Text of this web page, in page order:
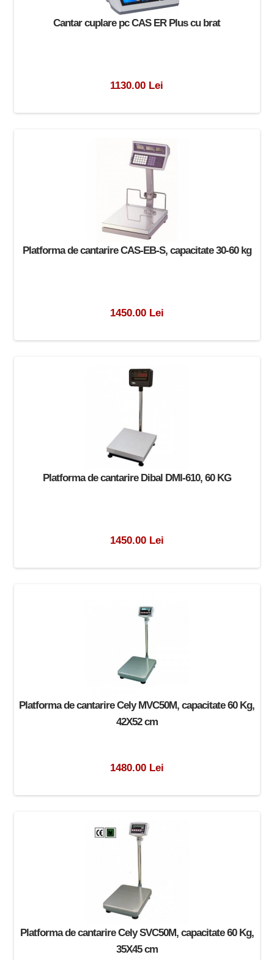
Cantar cuplare pc CAS ER Plus cu brat
1130.00 Lei
Platforma de cantarire CAS-EB-S, capacitate 30-60 kg
1450.00 Lei
Platforma de cantarire Dibal DMI-610, 60 KG
1450.00 Lei
Platforma de cantarire Cely MVC50M, capacitate 60 Kg,
42X52 cm
1480.00 Lei
Platforma de cantarire Cely SVC50M, capacitate 60 Kg,
35X45 cm